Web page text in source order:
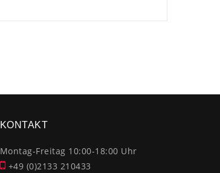
KONTAKT
Montag-Freitag 10:00-18:00 Uhr
+49 (0)2133 210433